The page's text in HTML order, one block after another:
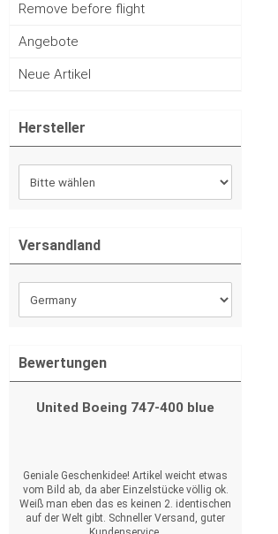
Remove before flight
Angebote
Neue Artikel
Hersteller
Versandland
Bewertungen
United Boeing 747-400 blue
Geniale Geschenkidee! Artikel weicht etwas
vom Bild ab, da aber Einzelstücke völlig ok.
Weiß man eben das es keinen 2. identischen
auf der Welt gibt. Schneller Versand, guter